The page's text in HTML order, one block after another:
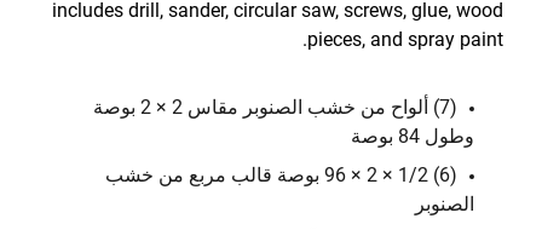
(7) ألواح من خشب الصنوبر مقاس 2 × 2 بوصة
وطول 84 بوصة
(6) 1/2 × 2 × 96 بوصة قالب مربع من خشب
الصنوبر